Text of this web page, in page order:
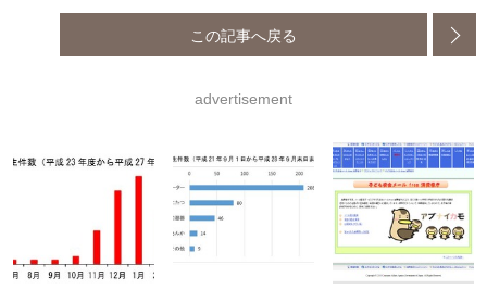
この記事へ戻る
advertisement